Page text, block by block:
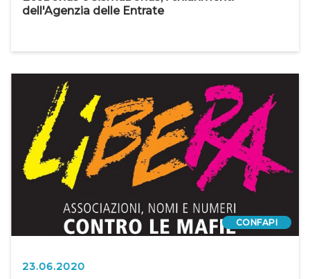
dell'Agenzia delle Entrate
CONFAPI
23.06.2020